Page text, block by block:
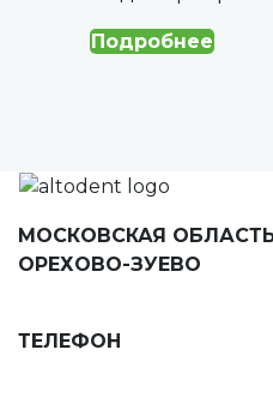
Подробнее
МОСКОВСКАЯ
ОРЕХОВО-ЗУЕВО
ТЕЛЕФОН